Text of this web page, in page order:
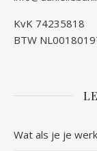
KvK 74235818
BTW
Wat als je je